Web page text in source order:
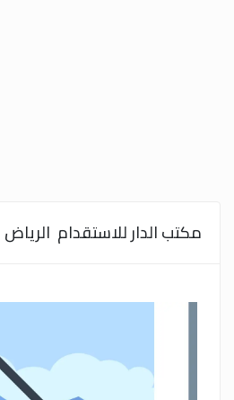
مكتب الدار للاستقدام الرياض